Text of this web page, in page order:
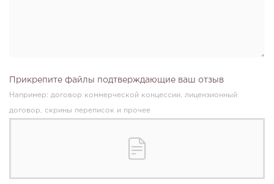
Прикрепите файлы подтверждающие ваш отзыв
Например: договор коммерческой концессии, лицензионный
договор, скрины переписок и прочее